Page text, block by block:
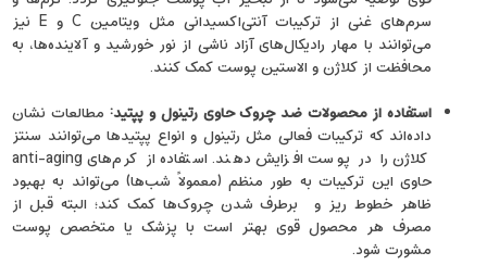
سرم‌های غنی از ترکیبات آنتی‌اکسیدانی مثل ویتامین C و E نیز
می‌توانند با مهار رادیکال‌های آزاد ناشی از نور خورشید و آلاینده‌ها، به
محافظت از کلاژن و الاستین پوست کمک کنند.
استفاده از محصولات ضد چروک حاوی رتینول و پپتید: مطالعات نشان
داده‌اند که ترکیبات فعالی مثل رتینول و انواع پپتیدها می‌توانند سنتز
کلاژن را در پوست افزایش دهند. استفاده از کرم‌های anti-aging
حاوی این ترکیبات به ‌طور منظم (معمولاً شب‌ها) می‌تواند به بهبود
ظاهر خطوط ریز و برطرف شدن چروک‌ها کمک کند؛ البته قبل از
مصرف هر محصول قوی بهتر است با پزشک یا متخصص پوست
مشورت شود.